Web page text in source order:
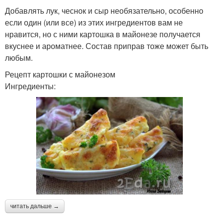
Добавлять лук, чеснок и сыр необязательно, особенно
если один (или все) из этих ингредиентов вам не
нравится, но с ними картошка в майонезе получается
вкуснее и ароматнее. Состав приправ тоже может быть
любым.
Рецепт картошки с майонезом
Ингредиенты:
читать дальше →